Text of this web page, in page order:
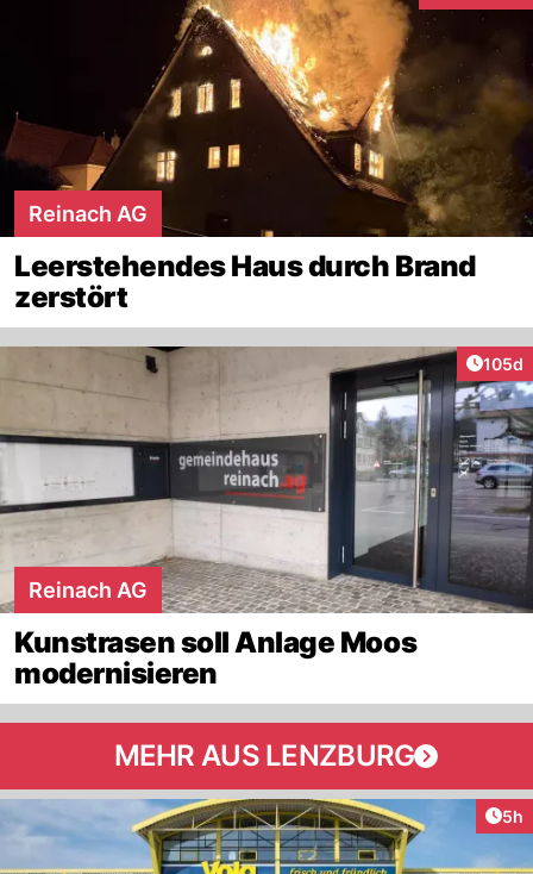
Reinach AG
Leerstehendes Haus durch Brand
zerstört
105d
Reinach AG
Kunstrasen soll Anlage Moos
modernisieren
MEHR AUS LENZBURG
5h